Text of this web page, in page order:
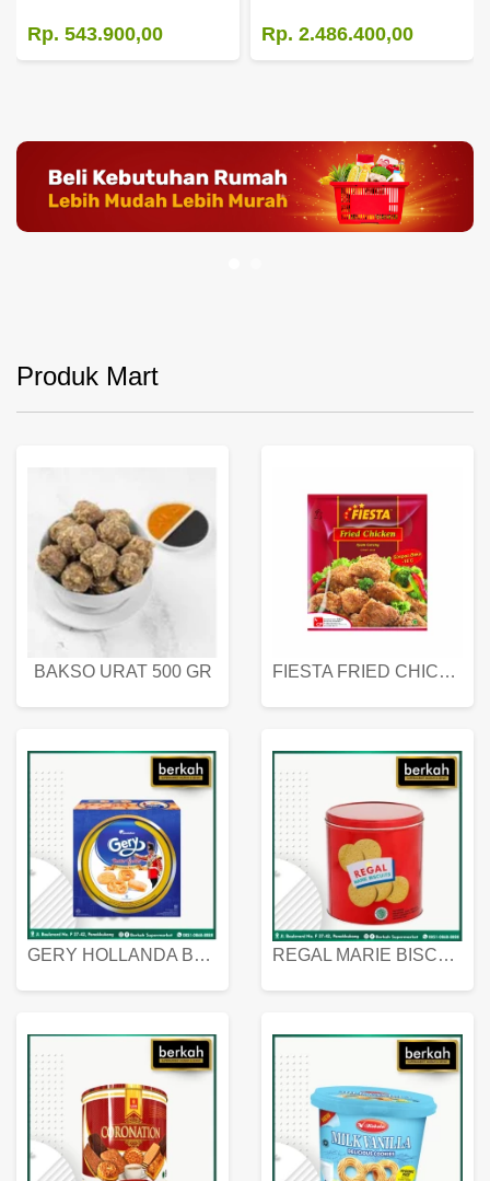
Rp. 543.900,00 Rp. 2.486.400,00
Produk Mart
BAKSO URAT 500 GR FIESTA FRIED CHICKEN 500 GR
GERY HOLLANDA BUTTER COOKIES 450 GRAM REGAL MARIE BISCUIT KALENG 550 GRAM